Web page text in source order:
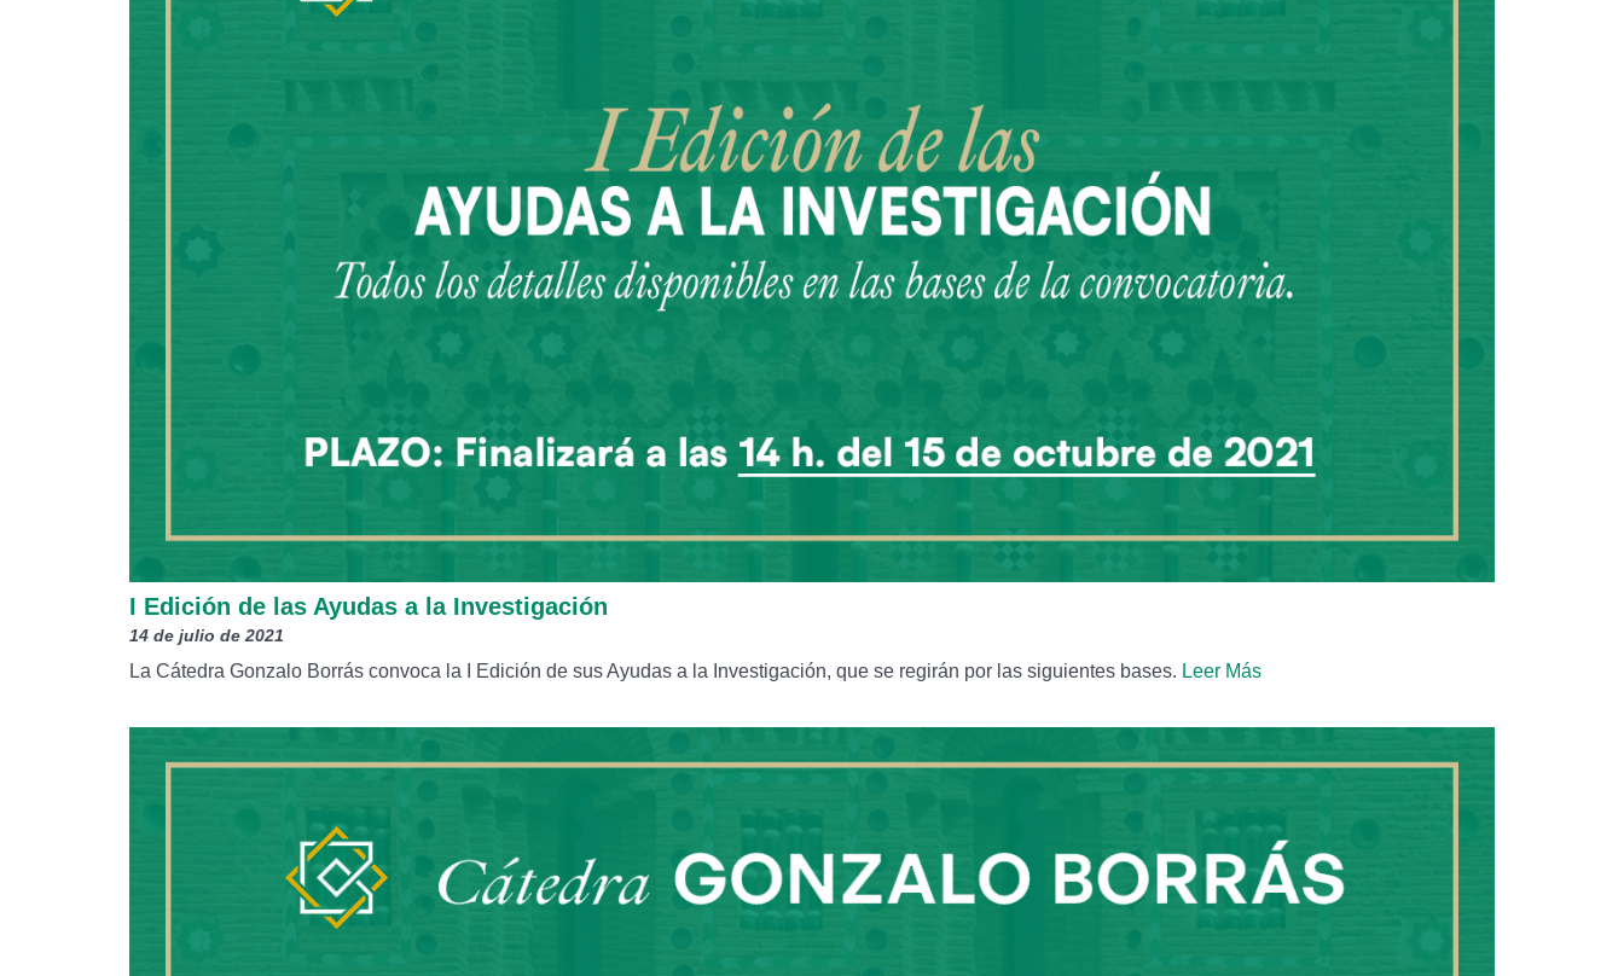
I Edición de las Ayudas a la Investigación
14 de julio de 2021
La Cátedra Gonzalo Borrás convoca la I Edición de sus Ayudas a la Investigación, que se regirán por las siguientes bases. Leer Más